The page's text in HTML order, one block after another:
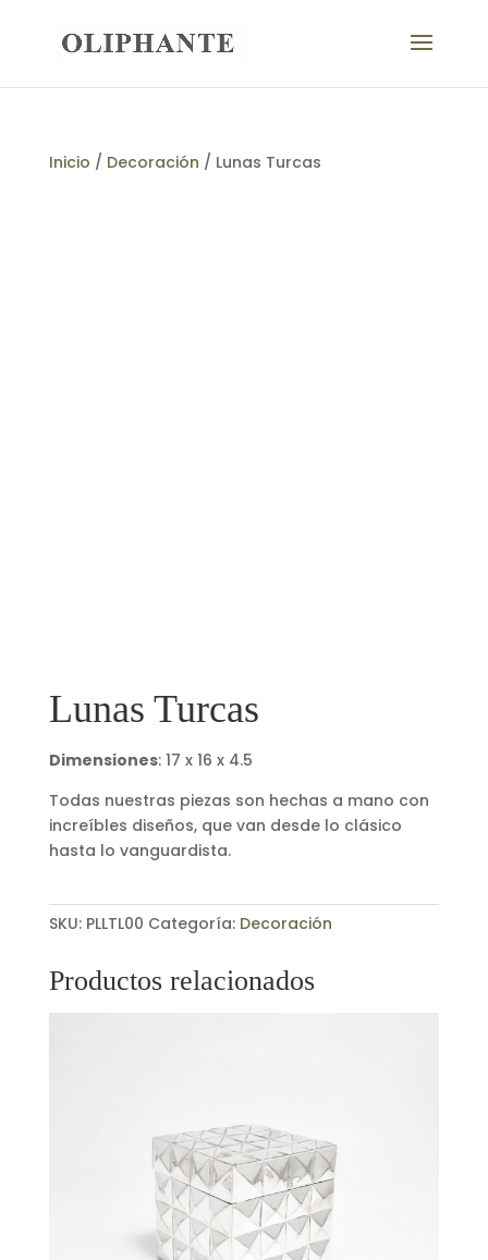
Inicio / Decoración / Lunas Turcas
Lunas Turcas
Dimensiones: 17 x 16 x 4.5
Todas nuestras piezas son hechas a mano con
increíbles diseños, que van desde lo clásico
hasta lo vanguardista.
SKU: PLLTL00 Categoría: Decoración
Productos relacionados